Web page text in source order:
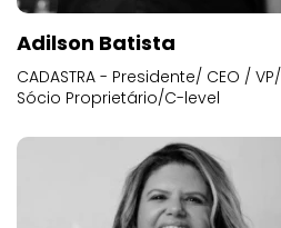
Adilson Batista
CADASTRA - Presidente/ CEO / VP/
Sócio Proprietário/C-level